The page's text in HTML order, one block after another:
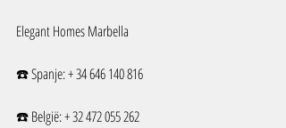
Elegant Homes Marbella
☎️ Spanje: + 34 646 140 816
☎️ België: + 32 472 055 262